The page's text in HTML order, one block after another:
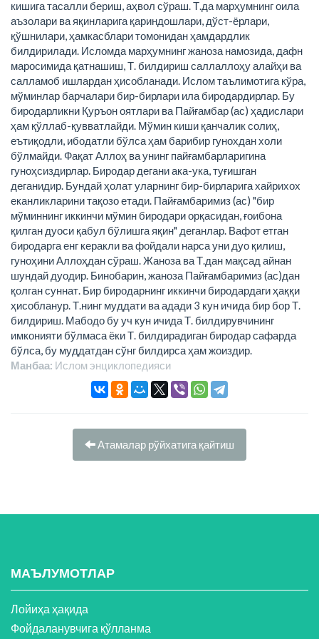
кишига тасалли бериш, аҳвол сўраш. Т.да марҳумнинг оила
аъзолари ва яқинларига қариндошлари, дўст-ёрлари,
қўшнилари, ҳамкасблари томонидан ҳамдардлик
билдирилади. Исломда марҳумнинг жаноза намозида, дафн
маросимида қатнашиш, Т. билдириш саллаллоҳу алайҳи ва
салламоб ишлардан ҳисобланади. Ислом таълимотига кўра,
мўминлар барчалари бир-бирлари ила биродардирлар. Бу
биродарликни Қуръон оятлари ва Пайғамбар (ас) ҳадислари
ҳам қўллаб-қувватлайди. Мўмин киши қанчалик солиҳ,
еътиқодли, ибодатли бўлса ҳам барибир гунохдан холи
бўлмайди. Фақат Аллоҳ ва унинг пайғамбарларигина
гуноҳсиздирлар. Биродар дегани ака-ука, туғишган
деганидир. Бундай ҳолат уларнинг бир-бирларига хайрихох
еканликларини тақозо етади. Пайғамбаримиз (ас) "бир
мўминнинг иккинчи мўмин биродари орқасидан, ғоибона
қилган дуоси қабул бўлишга яқин" деганлар. Вафот етган
биродарга енг керакли ва фойдали нарса уни дуо қилиш,
гуноҳини Аллоҳдан сўраш. Жаноза ва Т.дан мақсад айнан
шундай дуодир. Бинобарин, жаноза Пайғамбаримиз (ас)дан
қолган суннат. Бир биродарнинг иккинчи биродардаги ҳаққи
ҳисобланур. Т.нинг муддати ва адади 3 кун ичида бир бор Т.
билдириш. Мабодо бу уч кун ичида Т. билдирувчининг
имконияти бўлмаса ёки Т. билдирадиган биродар сафарда
бўлса, бу муддатдан сўнг билдирса ҳам жоиздир.
Манбаа: Ислом энциклопeдияси
Атамалар рўйхатига қайтиш
МАЪЛУМОТЛАР
Лойиҳа ҳақида
Фойдаланувчига қўлланма